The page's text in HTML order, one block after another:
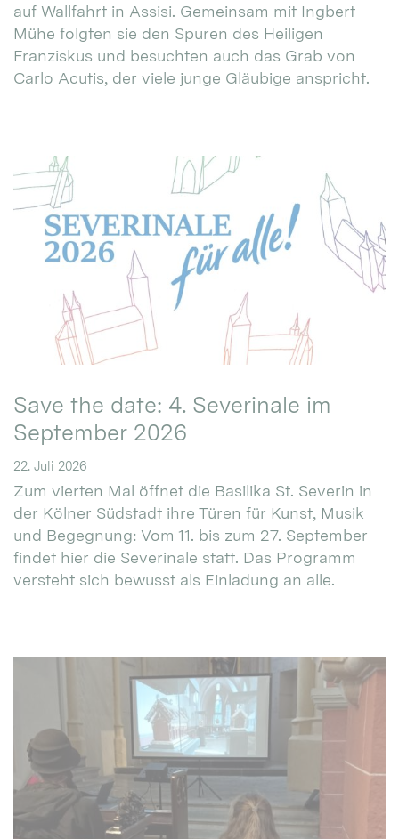
auf Wallfahrt in Assisi. Gemeinsam mit Ingbert
Mühe folgten sie den Spuren des Heiligen
Franziskus und besuchten auch das Grab von
Carlo Acutis, der viele junge Gläubige anspricht.
Save the date: 4. Severinale im
September 2026
22. Juli 2026
Zum vierten Mal öffnet die Basilika St. Severin in
der Kölner Südstadt ihre Türen für Kunst, Musik
und Begegnung: Vom 11. bis zum 27. September
findet hier die Severinale statt. Das Programm
versteht sich bewusst als Einladung an alle.